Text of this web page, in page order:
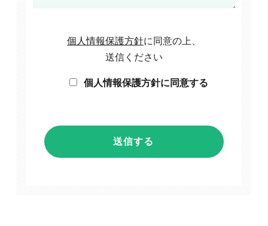
個人情報保護方針に同意の上、
送信ください
個人情報保護方針に同意する